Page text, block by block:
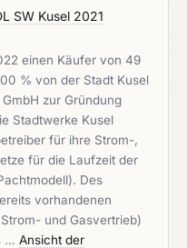
SW Kusel 2021
einen Käufer von 49
% von der Stadt Kusel
zur Gründung
Stadtwerke Kusel
für ihre Strom-,
für die Laufzeit der
Des
vorhandenen
und Gasvertrieb)
… Ansicht der